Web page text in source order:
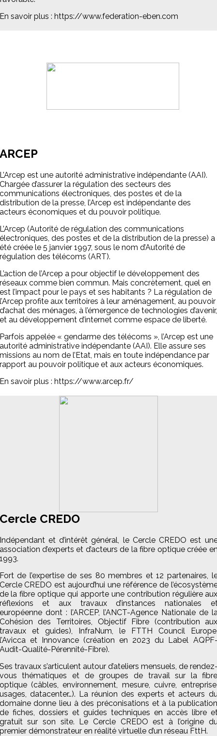
savoir plus : https://www.federation-eben.com
est une autorité administrative indépendante (AAI).
d’assurer la régulation des secteurs des
électroniques, des postes et de la
de la presse, l’Arcep est indépendante des
économiques et du pouvoir politique.
(Autorité de régulation des communications
des postes et de la distribution de la presse) a
créée le 5 janvier 1997, sous le nom d’Autorité de
des télécoms (ART).
de l’Arcep a pour objectif le développement des
comme bien commun. Mais concrètement, quel en
l’impact pour le pays et ses habitants ? La régulation de
profite aux territoires à leur aménagement, au pouvoir
des ménages, à l’émergence de technologies d’avenir,
au développement d’internet comme espace de liberté.
appelée « gendarme des télécoms », l’Arcep est une
administrative indépendante (AAI). Elle assure ses
au nom de l’Etat, mais en toute indépendance par
au pouvoir politique et aux acteurs économiques.
savoir plus : https://www.arcep.fr/
CREDO
et d’intérêt général, le Cercle CREDO est
d’experts et d’acteurs de la fibre optique créée
de l’expertise de ses 80 membres et 12 partenaires,
CREDO est aujourd’hui une référence de
la fibre optique qui apporte une contribution régulière
et aux travaux d’instances nationales
dont : l’ARCEP, l’ANCT-Agence Nationale de
des Territoires, Objectif Fibre (contribution
et guides), InfraNum, le FTTH Council
et Innovance (création en 2023 du Label
Qualité-Pérennité-Fibre).
travaux s’articulent autour d’ateliers mensuels, de
thématiques et de groupes de travail sur la
(câbles, environnement, mesure, cuivre,
datacenter…). La réunion des experts et acteurs
donne lieu à des préconisations et à la
fiches, dossiers et guides techniques en accès libre
sur son site. Le Cercle CREDO est à l’origine
démonstrateur en réalité virtuelle d’un réseau FttH.